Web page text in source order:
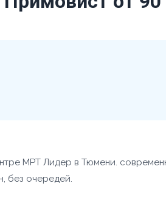
МРТ Лидер в Тюмени.
без очередей.